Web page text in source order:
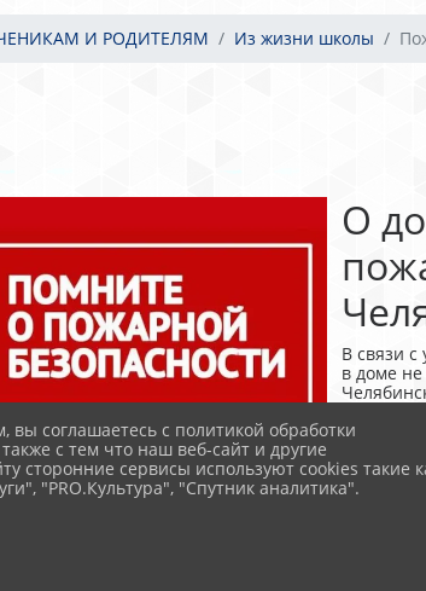
И РОДИТЕЛЯМ Из жизни школы
О
В связи
в доме
пожарной
вы соглашаетесь с политикой обработки
с тем что наш веб-сайт и другие
сторонние сервисы используют cookies такие
"PRO.Культура", "Спутник аналитика".